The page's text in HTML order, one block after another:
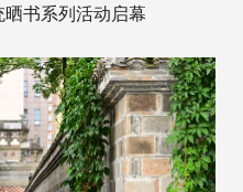
晒书系列活动启幕